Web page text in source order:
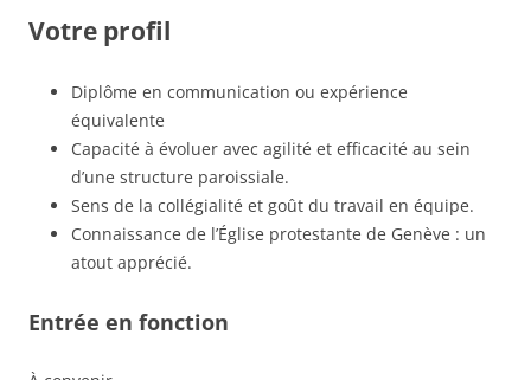
Votre profil
Diplôme en communication ou expérience
équivalente
Capacité à évoluer avec agilité et efficacité au sein
d’une structure paroissiale.
Sens de la collégialité et goût du travail en équipe.
Connaissance de l’Église protestante de Genève : un
atout apprécié.
Entrée en fonction